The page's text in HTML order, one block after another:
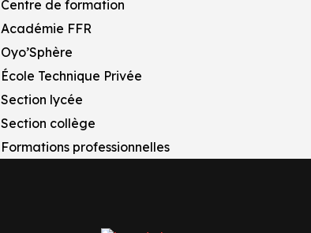
Centre de formation
Académie FFR
Oyo’Sphère
École Technique Privée
Section lycée
Section collège
Formations professionnelles